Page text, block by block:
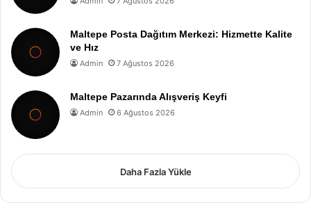
Maltepe Posta Dağıtım Merkezi: Hizmette Kalite
ve Hız
Admin 7 Ağustos 2026
Maltepe Pazarında Alışveriş Keyfi
Admin 6 Ağustos 2026
Daha Fazla Yükle